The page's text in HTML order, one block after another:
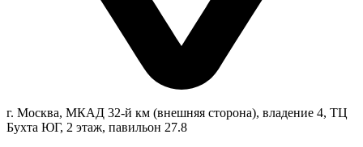
г. Москва, МКАД 32-й км (внешняя сторона), владение 4, ТЦ
Бухта ЮГ, 2 этаж, павильон 27.8